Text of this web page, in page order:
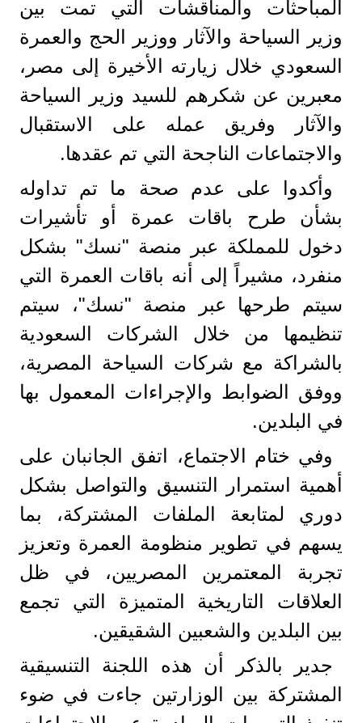
المباحثات والمناقشات التي تمت بين
وزير السياحة والآثار ووزير الحج والعمرة
السعودي خلال زيارته الأخيرة إلى مصر،
معبرين عن شكرهم للسيد وزير السياحة
والآثار وفريق عمله على الاستقبال
والاجتماعات الناجحة التي تم عقدها.
وأكدوا على عدم صحة ما تم تداوله
بشأن طرح باقات عمرة أو تأشيرات
دخول للمملكة عبر منصة "نسك" بشكل
منفرد، مشيراً إلى أنه باقات العمرة التي
سيتم طرحها عبر منصة "نسك"، سيتم
تنظيمها من خلال الشركات السعودية
بالشراكة مع شركات السياحة المصرية،
ووفق الضوابط والإجراءات المعمول بها
في البلدين.
وفي ختام الاجتماع، اتفق الجانبان على
أهمية استمرار التنسيق والتواصل بشكل
دوري لمتابعة الملفات المشتركة، بما
يسهم في تطوير منظومة العمرة وتعزيز
تجربة المعتمرين المصريين، في ظل
العلاقات التاريخية المتميزة التي تجمع
بين البلدين والشعبين الشقيقين.
جدير بالذكر أن هذه اللجنة التنسيقية
المشتركة بين الوزارتين جاءت في ضوء